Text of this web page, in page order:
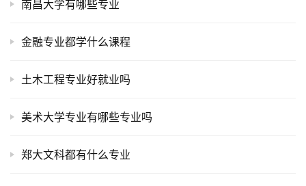
南昌大学有哪些专业
金融专业都学什么课程
土木工程专业好就业吗
美术大学专业有哪些专业吗
郑大文科都有什么专业